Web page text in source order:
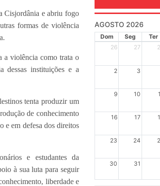
Cisjordânia e abriu fogo
formas de violência
a violência como trata o
dessas instituições e a
tenta produzir um
de conhecimento
e em defesa dos direitos
e estudantes da
à sua luta para seguir
liberdade e
AGOSTO 2026
Dom Seg Ter
26
27
2 3
9 10
16 17
23 24
30 31